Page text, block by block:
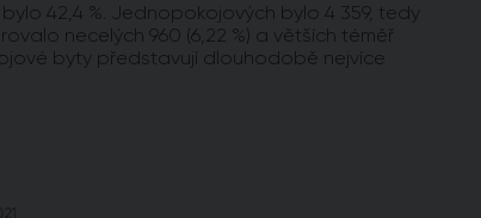
42,4 %. Jednopokojových bylo 4 359, tedy
necelých 960 (6,22 %) a větších téměř
byty představují dlouhodobě nejvíce